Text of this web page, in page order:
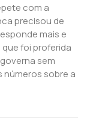
com a
precisou de
mais e
foi proferida
sem
sobre a